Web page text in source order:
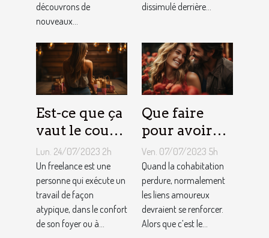
conciergerie
découvrons de
nouveaux...
dissimulé derrière...
Est-ce que ça
vaut le coup
de devenir
indépendant
?
Lun. 24/07/2023 2h
Un freelance est une
personne qui exécute un
travail de façon
atypique, dans le confort
de son foyer ou à...
Que faire
pour avoir
toujours la
vie rose en
couple ?
Ven. 07/07/2023 5h
Quand la cohabitation
perdure, normalement
les liens amoureux
devraient se renforcer.
Alors que c’est le...